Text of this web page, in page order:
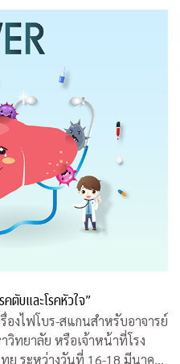
ตับและโรคหัวใจ”
องไฟโบร-สแกนสำหรับอาจารย์
ทยาลัย หรือเจ้าหน้าที่โรง
ย ระหว่างวันที่ 16-18 มีนาคม